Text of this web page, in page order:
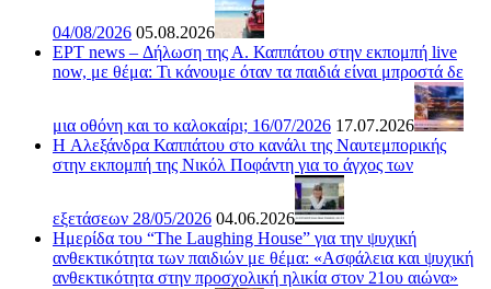
04/08/2026 05.08.2026
ΕΡΤ news – Δήλωση της Α. Καππάτου στην εκπομπή live
now, με θέμα: Τι κάνουμε όταν τα παιδιά είναι μπροστά δε
μια οθόνη και το καλοκαίρι; 16/07/2026 17.07.2026
H Αλεξάνδρα Καππάτου στο κανάλι της Ναυτεμπορικής
στην εκπομπή της Νικόλ Ποφάντη για το άγχος των
εξετάσεων 28/05/2026 04.06.2026
Ημερίδα του “The Laughing House” για την ψυχική
ανθεκτικότητα των παιδιών με θέμα: «Ασφάλεια και ψυχική
ανθεκτικότητα στην προσχολική ηλικία στον 21ου αιώνα»